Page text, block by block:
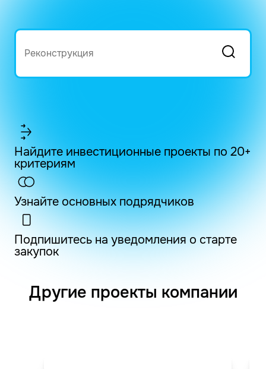
Найдите инвестиционные проекты по 20+
критериям
Узнайте основных подрядчиков
Подпишитесь на уведомления о старте
закупок
Другие проекты компании